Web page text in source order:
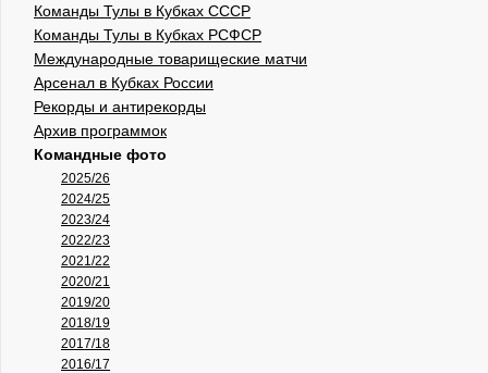
Команды Тулы в Кубках СССР
Команды Тулы в Кубках РСФСР
Международные товарищеские матчи
Арсенал в Кубках России
Рекорды и антирекорды
Архив программок
Командные фото
2025/26
2024/25
2023/24
2022/23
2021/22
2020/21
2019/20
2018/19
2017/18
2016/17